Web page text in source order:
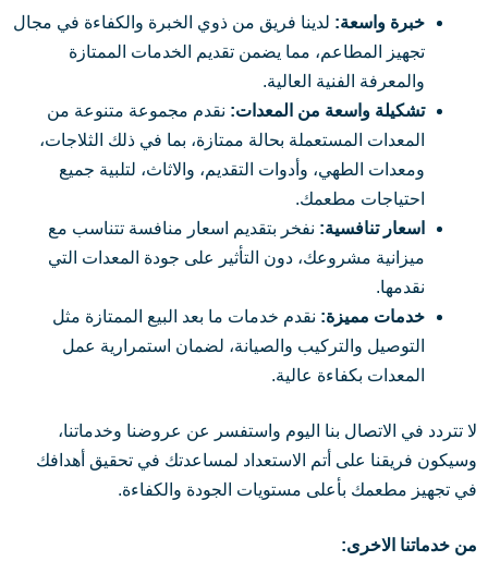
خبرة واسعة:لدينا فريق من ذوي الخبرة والكفاءة في مجال
تجهيز المطاعم، مما يضمن تقديم الخدمات الممتازة
والمعرفة الفنية العالية.
تشكيلة واسعة من المعدات:نقدم مجموعة متنوعة من
المعدات المستعملة بحالة ممتازة، بما في ذلك الثلاجات،
ومعدات الطهي، وأدوات التقديم، والاثاث، لتلبية جميع
احتياجات مطعمك.
اسعار تنافسية:نفخر بتقديم اسعار منافسة تتناسب مع
ميزانية مشروعك، دون التأثير على جودة المعدات التي
نقدمها.
خدمات مميزة:نقدم خدمات ما بعد البيع الممتازة مثل
التوصيل والتركيب والصيانة، لضمان استمرارية عمل
المعدات بكفاءة عالية.
لا تتردد في الاتصال بنا اليوم واستفسر عن عروضنا وخدماتنا،
وسيكون فريقنا على أتم الاستعداد لمساعدتك في تحقيق أهدافك
في تجهيز مطعمك بأعلى مستويات الجودة والكفاءة.
من خدماتنا الاخرى: